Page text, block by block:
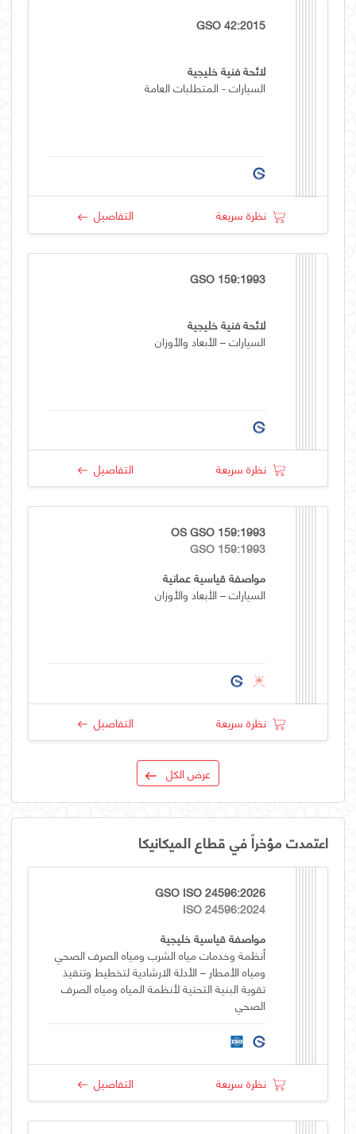
GSO 42:2015
لائحة فنية خليجية
السيارات - المتطلبات العامة
نظرة سريعة التفاصيل
GSO 159:1993
لائحة فنية خليجية
السيارات – الأبعاد والأوزان
نظرة سريعة التفاصيل
OS GSO 159:1993
GSO 159:1993
مواصفة قياسية عمانية
السيارات – الأبعاد والأوزان
نظرة سريعة التفاصيل
عرض الكل
اعتمدت مؤخراً في قطاع الميكانيكا
GSO ISO 24596:2026
ISO 24596:2024
مواصفة قياسية خليجية
أنظمة وخدمات مياه الشرب ومياه الصرف الصحي
ومياه الأمطار – الأدلة الارشادية لتخطيط وتنفيذ
تقوية البنية التحتية لأنظمة المياه ومياه الصرف
الصحي
نظرة سريعة التفاصيل